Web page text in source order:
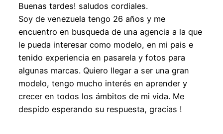
Buenas tardes! saludos cordiales.
Soy de venezuela tengo 26 años y me
encuentro en busqueda de una agencia a la que
le pueda interesar como modelo, en mi pais e
tenido experiencia en pasarela y fotos para
algunas marcas. Quiero llegar a ser una gran
modelo, tengo mucho interés en aprender y
crecer en todos los ámbitos de mi vida. Me
despido esperando su respuesta, gracias !